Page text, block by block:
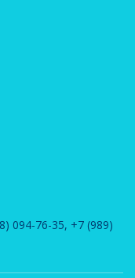
094-76-35, +7 (989)